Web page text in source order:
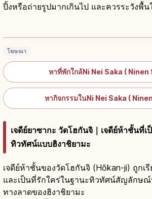
ปิ้งหรือถ่ายรูปมากเกินไป และควรระวังพื้
นิเนนซากะ เกียวโต: ถนนหินปูใกล้คิโยมิ
โฆษณา
หาที่พักใกล้Ni Nei Saka ( Ninen
หากิจกรรมในNi Nei Saka (
เจดีย์ยาซากะ วัดโฮกันจิ｜เจดีย์ห้าชั้นที่เ
ทิวทัศน์แบบฮิงาชิยามะ
เจดีย์ห้าชั้นของวัดโฮกันจิ (Hōkan-ji) ถูกเรี
และเป็นที่รักใคร่ในฐานะทิวทัศน์สัญลักษณ์
ทางลาดของฮิงาชิยามะ